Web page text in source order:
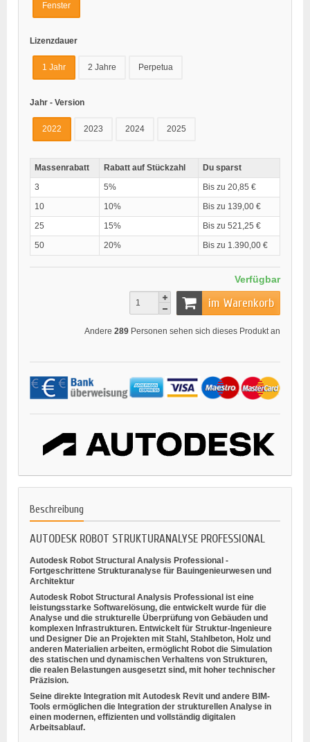
Fenster
Lizenzdauer
1 Jahr 2 Jahre Perpetua
Jahr - Version
2022 2023 2024 2025
Massenrabatt Rabatt auf Stückzahl
Du sparst
3
5%
Bis zu 20,85 €
10
10%
Bis zu 139,00 €
25
15%
Bis zu 521,25 €
50
20% Bis zu 1.390,00 €
Verfügbar
im Warenkorb
Andere 289 Personen sehen sich dieses Produkt an
Beschreibung
AUTODESK ROBOT STRUKTURANALYSE PROFESSIONAL
Autodesk Robot Structural Analysis Professional -
Fortgeschrittene Strukturanalyse für Bauingenieurwesen und
Architektur
Autodesk Robot Structural Analysis Professional ist eine
leistungsstarke Softwarelösung, die entwickelt wurde für die
Analyse und die strukturelle Überprüfung von Gebäuden und
komplexen Infrastrukturen. Entwickelt für Struktur-Ingenieure
und Designer Die an Projekten mit Stahl, Stahlbeton, Holz und
anderen Materialien arbeiten, ermöglicht Robot die Simulation
des statischen und dynamischen Verhaltens von Strukturen,
die realen Belastungen ausgesetzt sind, mit hoher technischer
Präzision.
Seine direkte Integration mit Autodesk Revit und andere BIM-
Tools ermöglichen die Integration der strukturellen Analyse in
einen modernen, effizienten und vollständig digitalen
Arbeitsablauf.